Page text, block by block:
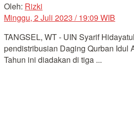
Oleh: Rizki
Minggu, 2 Juli 2023 / 19:09 WIB
TANGSEL, WT - UIN Syarif
pendistribusian Daging Qurban Idul
Tahun ini diadakan di tiga ...